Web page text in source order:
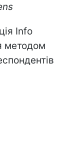
Info
методом